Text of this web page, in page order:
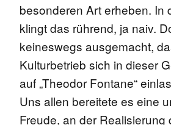
besonderen Art erheben. In
klingt das rührend, ja naiv.
keineswegs ausgemacht,
Kulturbetrieb sich in dieser
auf „Theodor Fontane“
Uns allen bereitete es eine
Freude, an der Realisierung